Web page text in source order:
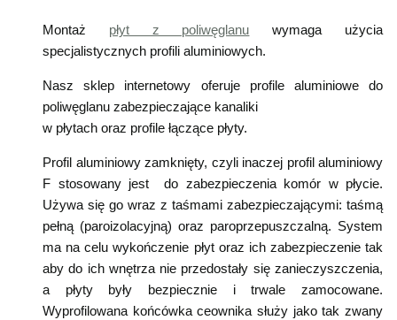
Montaż płyt z poliwęglanu wymaga użycia
specjalistycznych profili aluminiowych.
Nasz sklep internetowy oferuje profile aluminiowe do
poliwęglanu zabezpieczające kanaliki
w płytach oraz profile łączące płyty.
Profil aluminiowy zamknięty, czyli inaczej profil aluminiowy
F stosowany jest do zabezpieczenia komór w płycie.
Używa się go wraz z taśmami zabezpieczającymi: taśmą
pełną (paroizolacyjną) oraz paroprzepuszczalną. System
ma na celu wykończenie płyt oraz ich zabezpieczenie tak
aby do ich wnętrza nie przedostały się zanieczyszczenia,
a płyty były bezpiecznie i trwale zamocowane.
Wyprofilowana końcówka ceownika służy jako tak zwany